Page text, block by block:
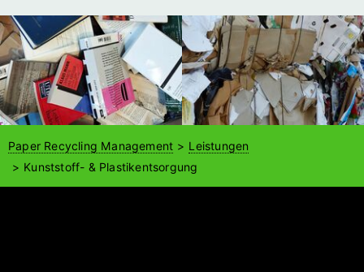
Paper Recycling Management
Leistungen
Kunststoff- & Plastikentsorgung